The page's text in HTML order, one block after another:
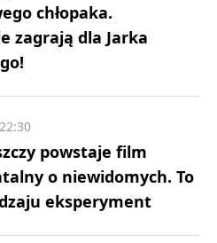
chłopaka.
zagrają dla Jarka
powstaje film
o niewidomych. To
eksperyment